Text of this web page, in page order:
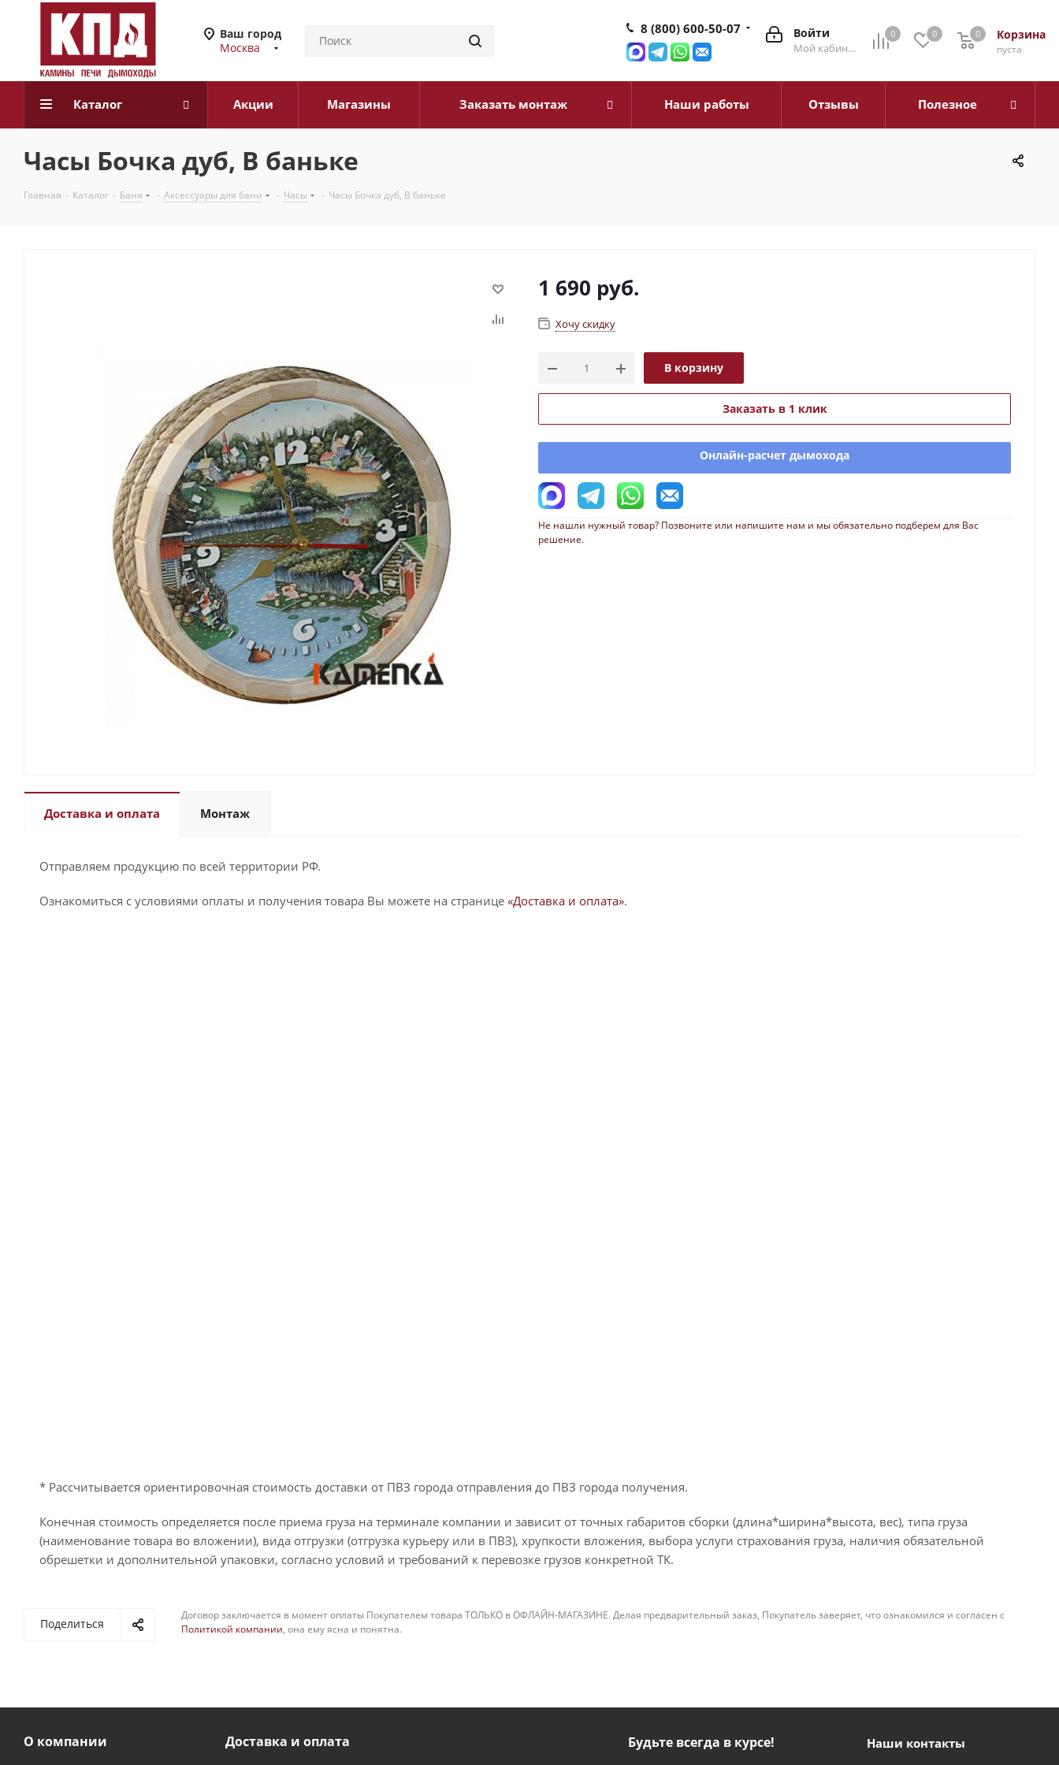
Ваш город
Москва
0 0 Корзина
0
пуста
0
Войти
Мой кабинет
8 (800) 600-50-07
Каталог Акции Магазины Заказать монтаж Наши работы Отзывы Полезное
Часы Бочка дуб, В баньке
Главная - Каталог - Баня - Аксессуары для бани - Часы - Часы Бочка дуб, В баньке
1 690 руб.
Хочу скидку
В корзину
Заказать в 1 клик
Онлайн-расчет дымохода
Не нашли нужный товар? Позвоните или напишите нам и мы обязательно подберем для Вас
решение.
Доставка и оплата Монтаж
Отправляем продукцию по всей территории РФ.
Ознакомиться с условиями оплаты и получения товара Вы можете на странице «Доставка и оплата».
* Рассчитывается ориентировочная стоимость доставки от ПВЗ города отправления до ПВЗ города получения.
Конечная стоимость определяется после приема груза на терминале компании и зависит от точных габаритов сборки (длина*ширина*высота, вес), типа груза
(наименование товара во вложении), вида отгрузки (отгрузка курьеру или в ПВЗ), хрупкости вложения, выбора услуги страхования груза, наличия обязательной
обрешетки и дополнительной упаковки, согласно условий и требований к перевозке грузов конкретной ТК.
Поделиться
Договор заключается в момент оплаты Покупателем товара ТОЛЬКО в ОФЛАЙН-МАГАЗИНЕ. Делая предварительный заказ, Покупатель заверяет, что ознакомился и согласен с
Политикой компании, она ему ясна и понятна.
О компании Доставка и оплата Будьте всегда в курсе! Наши контакты